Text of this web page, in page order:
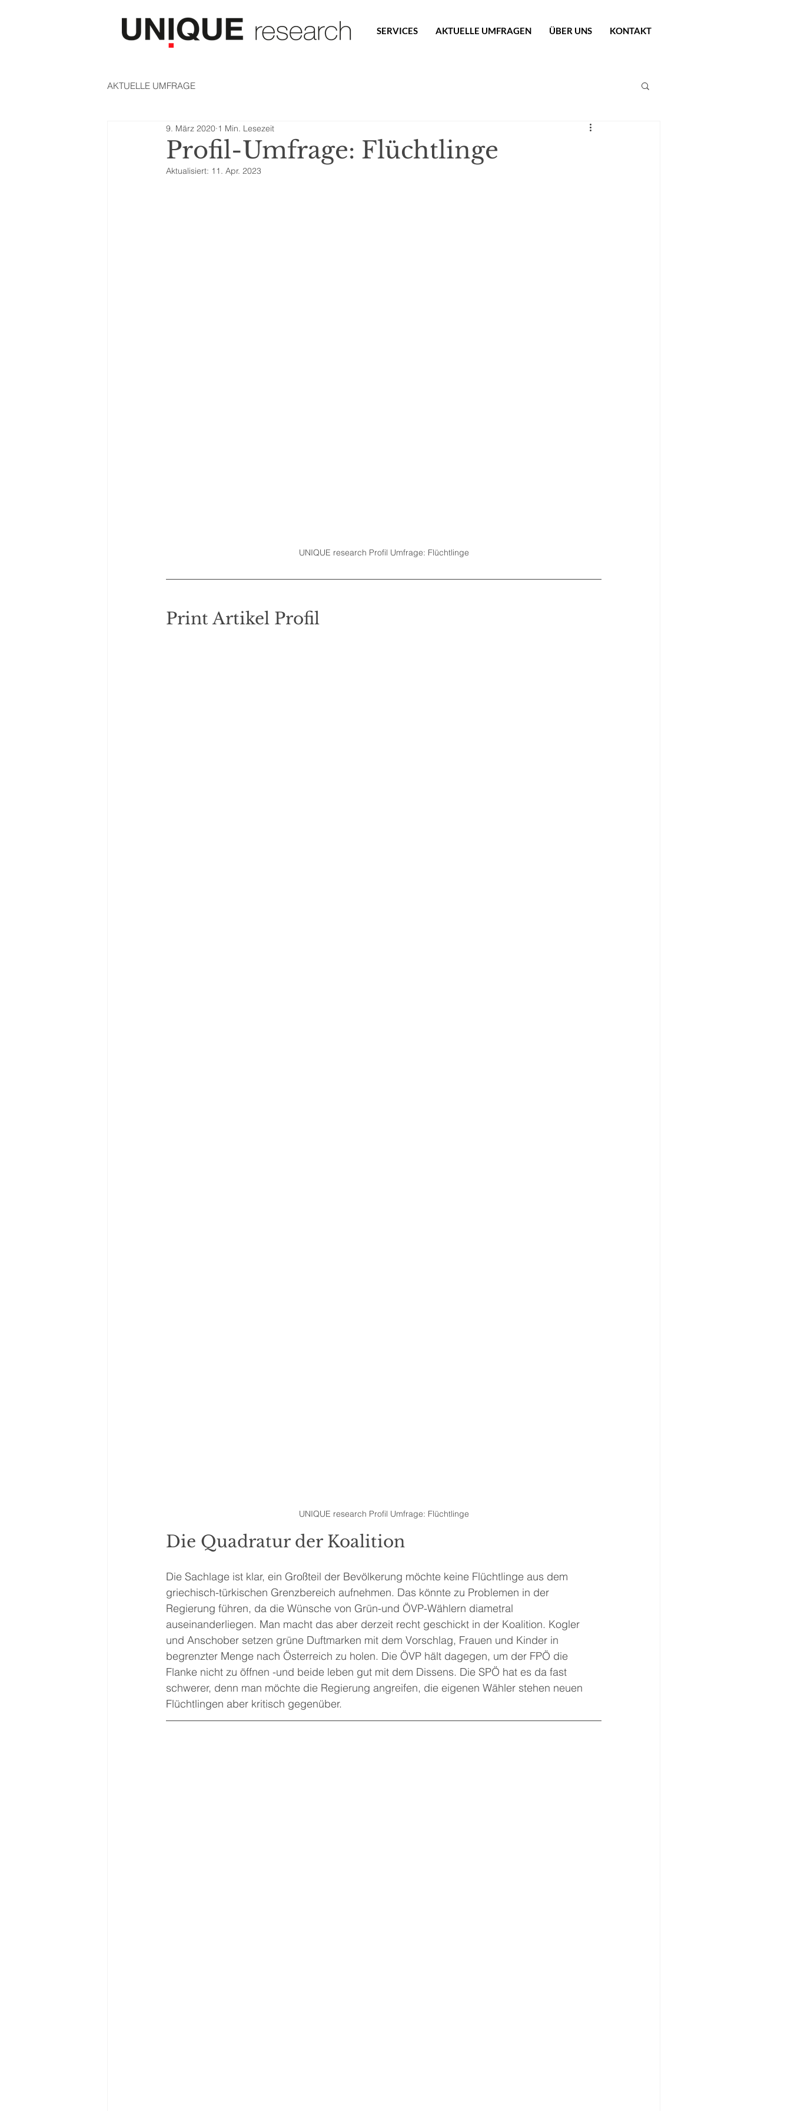
SERVICES AKTUELLE UMFRAGEN ÜBER UNS KONTAKT
AKTUELLE UMFRAGE
Profil-Umfrage: Flüchtlinge
9. März 2020 1 Min. Lesezeit
Aktualisiert: 11. Apr. 2023
UNIQUE research Profil Umfrage: Flüchtlinge
Print Artikel Profil
UNIQUE research Profil Umfrage: Flüchtlinge
Die Quadratur der Koalition
Die Sachlage ist klar, ein Großteil der Bevölkerung möchte keine Flüchtlinge aus dem
griechisch-türkischen Grenzbereich aufnehmen. Das könnte zu Problemen in der
Regierung führen, da die Wünsche von Grün-und ÖVP-Wählern diametral
auseinanderliegen. Man macht das aber derzeit recht geschickt in der Koalition. Kogler
und Anschober setzen grüne Duftmarken mit dem Vorschlag, Frauen und Kinder in
begrenzter Menge nach Österreich zu holen. Die ÖVP hält dagegen, um der FPÖ die
Flanke nicht zu öffnen -und beide leben gut mit dem Dissens. Die SPÖ hat es da fast
schwerer, denn man möchte die Regierung angreifen, die eigenen Wähler stehen neuen
Flüchtlingen aber kritisch gegenüber.